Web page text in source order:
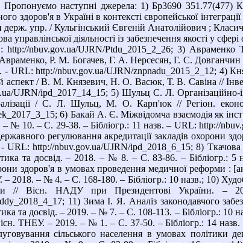
наступні джерела: 1) Бр3690 351.77(477)
здоров'я в Україні в контексті європейської
держ. упр. / Кульгінський Євгеній Анатолійович ;
управлінської діяльності із забезпечення якості у
http://nbuv.gov.ua/UJRN/Ptdu_2015_2_26; 3)
Р. М. Богачев, Г. А. Нерсесян, Г. С.
- URL: http://nbuv.gov.ua/UJRN/znpnadu_2015_2_12; 4)
аспект / В. М. Князевич, Н. О. Васюк, Т. В. Савіна //
UJRN/ipd_2017_14_15; 5) Шульц С. Л. Організаційно-
/ С. Л. Шульц, М. О. Карп'юк // Регіон.
6) Бакай А. Є. Міжвідомча взаємодія як
№ 10. – С. 29-38. – Бібліогр.: 11 назв. – URL: http://
регулювання акредитації закладів охорони
- URL: http://nbuv.gov.ua/UJRN/ipd_2018_6_15; 8)
та досвід. – 2018. – № 8. – С. 83-86. – Бібліогр.:
здоров'я в умовах проведення медичної реформи :
2018. – № 4. – С. 168-180. – Бібліогр.: 10 назв.; 10)
// Вісн. НАДУ при Президентові
11) Зима І. Я. Аналіз законодавчого
та досвід. – 2019. – № 7. – С. 108-113. – Бібліогр.: 10
ТНЕУ. – 2019. – № 1. – С. 37-50. – Бібліогр.: 14
сільського населення в умовах